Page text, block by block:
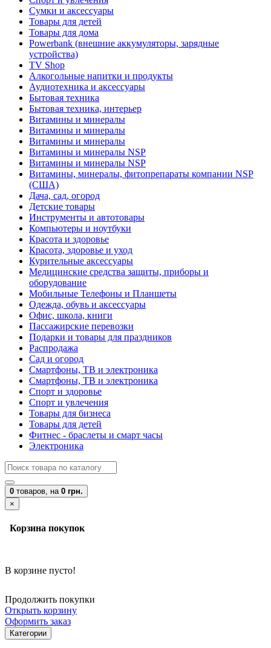
Сумки и аксессуары
Товары для детей
Товары для дома
Powerbank (внешние аккумуляторы, зарядные
устройства)
TV Shop
Алкогольные напитки и продукты
Аудиотехника и аксессуары
Бытовая техника
Бытовая техника, интерьер
Витамины и минералы
Витамины и минералы
Витамины и минералы
Витамины и минералы NSP
Витамины и минералы NSP
Витамины, минералы, фитопрепараты компании NSP
(США)
Дача, сад, огород
Детские товары
Инструменты и автотовары
Компьютеры и ноутбуки
Красота и здоровье
Красота, здоровье и уход
Курительные аксессуары
Медицинские средства защиты, приборы и
оборудование
Мобильные Телефоны и Планшеты
Одежда, обувь и аксессуары
Офис, школа, книги
Пассажирские перевозки
Подарки и товары для праздников
Распродажа
Сад и огород
Смартфоны, ТВ и электроника
Смартфоны, ТВ и электроника
Спорт и здоровье
Спорт и увлечения
Товары для бизнеса
Товары для детей
Фитнес - браслеты и смарт часы
Электроника
0 товаров, на 0 грн.
×
Корзина покупок
В корзине пусто!
Продолжить покупки
Открыть корзину
Оформить заказ
Категории